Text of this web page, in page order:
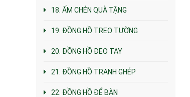
18. ẤM CHÉN QUÀ TẶNG
19. ĐỒNG HỒ TREO TƯỜNG
20. ĐỒNG HỒ ĐEO TAY
21. ĐỒNG HỒ TRANH GHÉP
22. ĐỒNG HỒ ĐỂ BÀN